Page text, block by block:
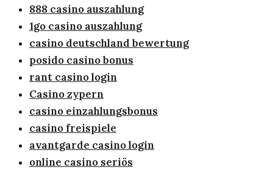
888 casino auszahlung
1go casino auszahlung
casino deutschland bewertung
posido casino bonus
rant casino login
Casino zypern
casino einzahlungsbonus
casino freispiele
avantgarde casino login
online casino seriös